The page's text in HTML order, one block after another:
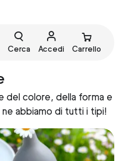
Cerca Accedi
Carrello
del colore, della forma e
abbiamo di tutti i tipi!